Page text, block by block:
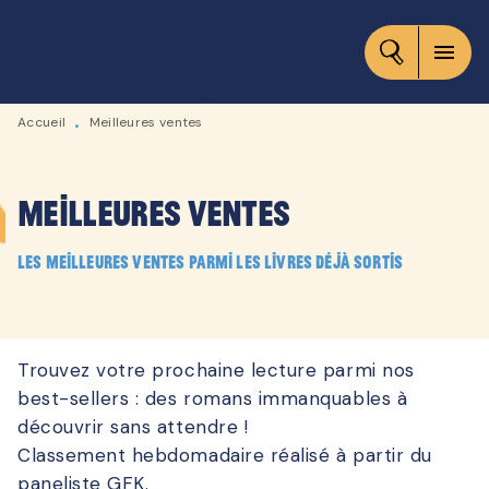
CONTENU
menu
Accueil • Meilleures ventes
Meilleures ventes
Les meilleures ventes parmi les livres déjà sortis
Trouvez votre prochaine lecture parmi nos
best-sellers : des romans immanquables à
découvrir sans attendre !
Classement hebdomadaire réalisé à partir du
paneliste GFK.